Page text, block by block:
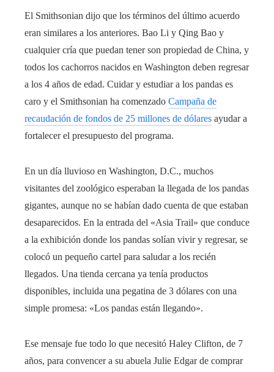
El Smithsonian dijo que los términos del último acuerdo
eran similares a los anteriores. Bao Li y Qing Bao y
cualquier cría que puedan tener son propiedad de China, y
todos los cachorros nacidos en Washington deben regresar
a los 4 años de edad. Cuidar y estudiar a los pandas es
caro y el Smithsonian ha comenzado Campaña de
recaudación de fondos de 25 millones de dólares ayudar a
fortalecer el presupuesto del programa.
En un día lluvioso en Washington, D.C., muchos
visitantes del zoológico esperaban la llegada de los pandas
gigantes, aunque no se habían dado cuenta de que estaban
desaparecidos. En la entrada del «Asia Trail» que conduce
a la exhibición donde los pandas solían vivir y regresar, se
colocó un pequeño cartel para saludar a los recién
llegados. Una tienda cercana ya tenía productos
disponibles, incluida una pegatina de 3 dólares con una
simple promesa: «Los pandas están llegando».
Ese mensaje fue todo lo que necesitó Haley Clifton, de 7
años, para convencer a su abuela Julie Edgar de comprar